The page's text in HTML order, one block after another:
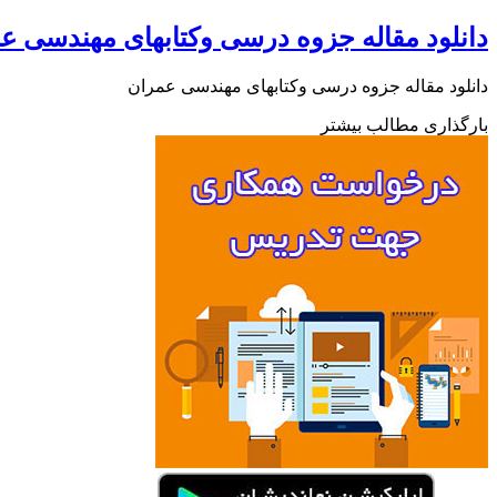
دانلود مقاله جزوه درسی وکتابهای مهندسی
دانلود مقاله جزوه درسی وکتابهای مهندسی عمران
بارگذاری مطالب بیشتر